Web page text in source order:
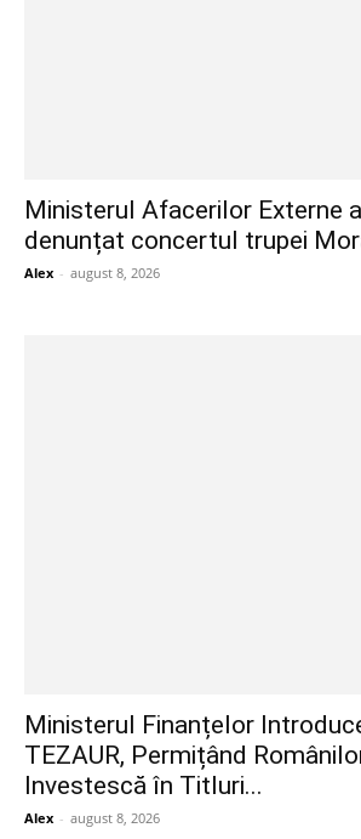
Ministerul Afacerilor Externe
denunțat concertul trupei
Alex - august 8, 2026
Ministerul Finanțelor
TEZAUR, Permițând
Investescă în Titluri...
Alex - august 8, 2026